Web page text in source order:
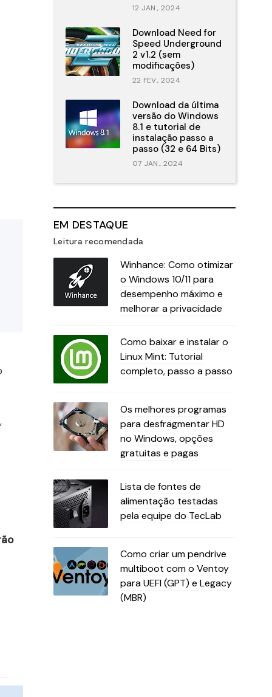
12 JAN., 2024
Download Need for
Speed Underground
2 v1.2 (sem
modificações)
22 FEV., 2024
Download da última
versão do Windows
8.1 e tutorial de
instalação passo a
passo (32 e 64 Bits)
07 JAN., 2024
EM DESTAQUE
Leitura recomendada
Winhance: Como otimizar
o Windows 10/11 para
desempenho máximo e
melhorar a privacidade
Como baixar e instalar o
Linux Mint: Tutorial
completo, passo a passo
Os melhores programas
para desfragmentar HD
no Windows, opções
gratuitas e pagas
Lista de fontes de
alimentação testadas
pela equipe do TecLab
Como criar um pendrive
multiboot com o Ventoy
para UEFI (GPT) e Legacy
(MBR)